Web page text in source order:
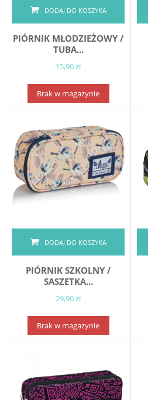
DODAJ DO KOSZYKA
PIÓRNIK MŁODZIEŻOWY /
TUBA...
15,90 zł
Brak w magazynie
DODAJ DO KOSZYKA
PIÓRNIK SZKOLNY /
SASZETKA...
29,90 zł
Brak w magazynie